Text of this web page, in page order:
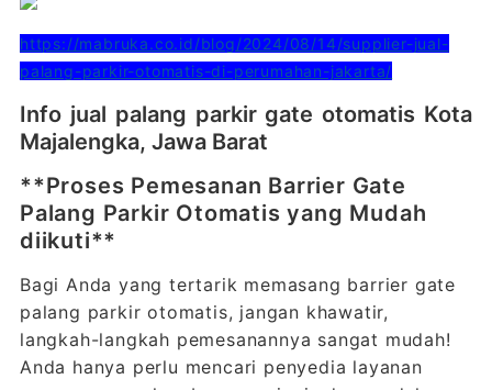
https://mabruka.co.id/blog/2024/08/14/supplier-jual-
palang-parkir-otomatis-di-perumahan-jakarta/
Info jual palang parkir gate otomatis Kota
Majalengka, Jawa Barat
**Proses Pemesanan Barrier Gate
Palang Parkir Otomatis yang Mudah
diikuti**
Bagi Anda yang tertarik memasang barrier gate
palang parkir otomatis, jangan khawatir,
langkah-langkah pemesanannya sangat mudah!
Anda hanya perlu mencari penyedia layanan